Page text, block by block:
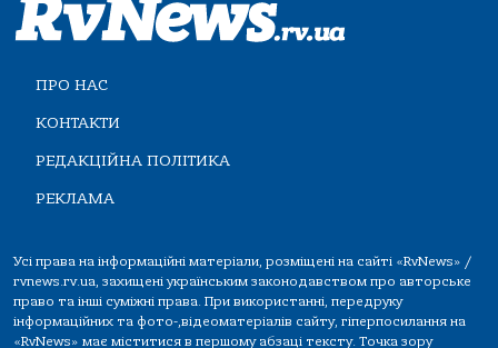
ПРО НАС
КОНТАКТИ
РЕДАКЦІЙНА ПОЛІТИКА
РЕКЛАМА
Усі права на інформаційні матеріали, розміщені на сайті «RvNews» /
rvnews.rv.ua, захищені українським законодавством про авторське
право та інші суміжні права. При використанні, передруку
інформаційних та фото-,відеоматеріалів сайту, гіперпосилання на
«RvNews» має міститися в першому абзаці тексту. Точка зору